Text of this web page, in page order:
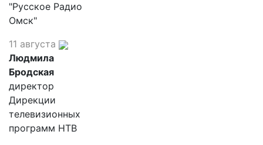
"Русское Радио
Омск"
11 августа
Людмила
Бродская
директор
Дирекции
телевизионных
программ НТВ